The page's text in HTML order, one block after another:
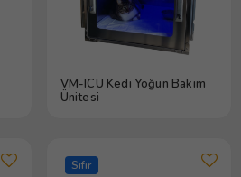
VM-ICU Kedi Yoğun Bakım
Ünitesi
Sıfır